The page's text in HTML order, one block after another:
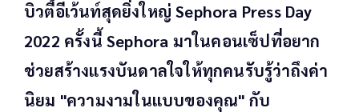
บิวตี้อีเว้นท์สุดยิ่งใหญ่ Sephora Press Day
2022 ครั้งนี้ Sephora มาในคอนเซ็ปที่อยาก
ช่วยสร้างแรงบันดาลใจให้ทุกคนรับรู้ว่าถึงค่า
นิยม "ความงามในแบบของคุณ" กับ